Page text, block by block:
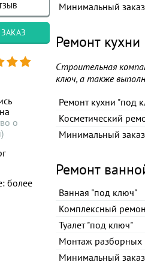
о
более
Минимальный заказ
Ремонт кухни
Строительная
ключ, а также
Ремонт кухни "под
Косметический
Минимальный заказ
Ремонт
Ванная "под ключ"
Комплексный
Туалет "под ключ"
Монтаж разборных
Минимальный заказ